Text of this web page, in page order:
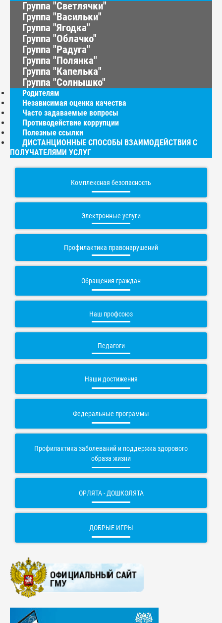
Группа "Светлячки"
Группа "Васильки"
Группа "Ягодка"
Группа "Облачко"
Группа "Радуга"
Группа "Полянка"
Группа "Капелька"
Группа "Солнышко"
Родителям
Независимая оценка качества
Часто задаваемые вопросы
Противодействие коррупции
Полезные ссылки
ДИСТАНЦИОННЫЕ СПОСОБЫ ВЗАИМОДЕЙСТВИЯ С
ПОЛУЧАТЕЛЯМИ УСЛУГ
Комплексная безопасность
Электронные услуги
Профилактика правонарушений
Обращения граждан
Наш профсоюз
Педагоги
Наши достижения
Федеральные программы
Профилактика заболеваний и поддержка здорового
образа жизни
ОРЛЯТА - ДОШКОЛЯТА
ДОБРЫЕ ИГРЫ